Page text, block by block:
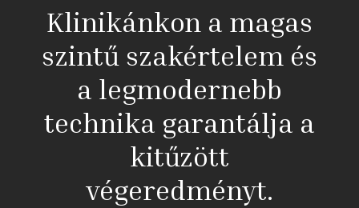
Klinikánkon a magas
szintű szakértelem és
a legmodernebb
technika garantálja a
kitűzött
végeredményt.